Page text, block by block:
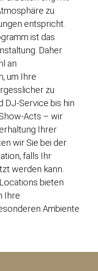
zu
entspricht.
ist das
Daher
an
um Ihre
zu
DJ-Service bis hin
Acts – wir
Ihrer
wir Sie bei der
falls Ihr
werden kann.
bieten
Ihre
Ambiente